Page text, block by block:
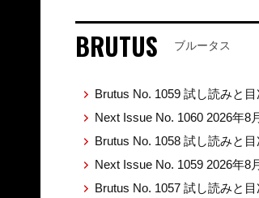
BRUTUS ブルータス
Brutus No. 1059 試し読みと目
Next Issue No. 1060 2026年8
Brutus No. 1058 試し読みと目
Next Issue No. 1059 2026年8
Brutus No. 1057 試し読みと目